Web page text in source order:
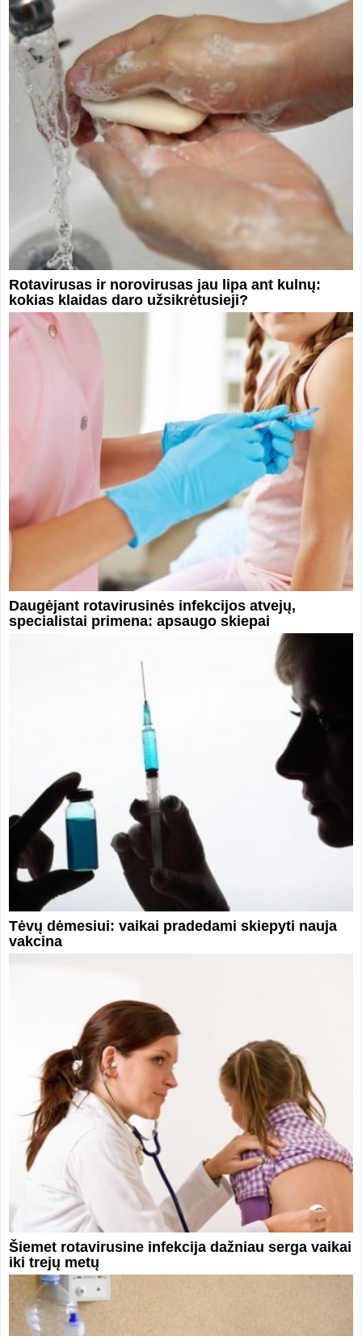
Rotavirusas ir norovirusas jau lipa ant kulnų:
kokias klaidas daro užsikrėtusieji?
Daugėjant rotavirusinės infekcijos atvejų,
specialistai primena: apsaugo skiepai
Tėvų dėmesiui: vaikai pradedami skiepyti nauja
vakcina
Šiemet rotavirusine infekcija dažniau serga vaikai
iki trejų metų